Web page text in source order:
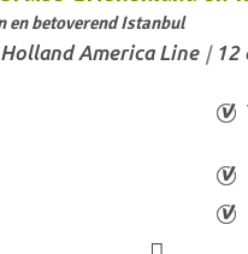
en betoverend Istanbul
Holland America Line / 12